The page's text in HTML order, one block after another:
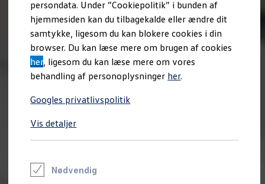
persondata. Under ”Cookiepolitik” i bunden af
hjemmesiden kan du tilbagekalde eller ændre dit
samtykke, ligesom du kan blokere cookies i din
browser. Du kan læse mere om brugen af cookies
her, ligesom du kan læse mere om vores
behandling af personoplysninger her.
Googles privatlivspolitik
Vis detaljer
Nødvendig
Konceptbiler
ID. EVERY1
ID. 2all & ID. GTI
Varebiler på el
Elektromobilitet i dagligdagen
Eldrevne modeller
ID. Buzz Cargo
Opladning og Rækkevidde
Opladning med Clever
Opladning med Clever - Erhvervsbiler
Udregn din rækkevidde
Lær din ID. at kende
Varmepumpe